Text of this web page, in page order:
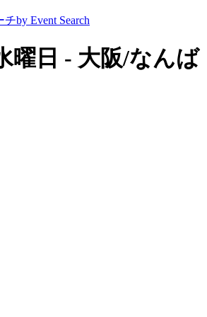
チby Event Search
曜日 - 大阪/なん